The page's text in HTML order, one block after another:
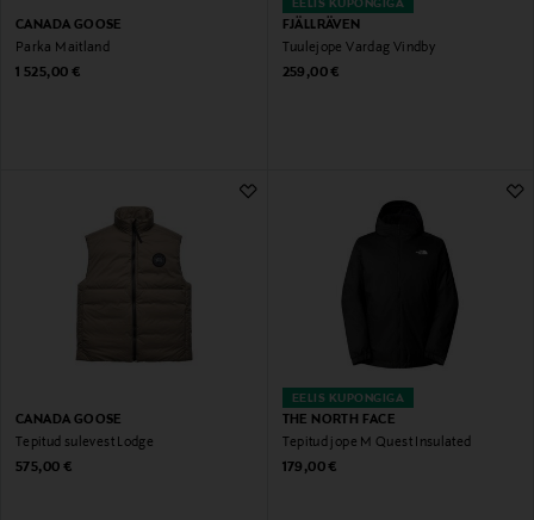
CANADA GOOSE
Parka Maitland
Original Price
1 525,00 €
EELIS KUPONGIGA
FJÄLLRÄVEN
Tuulejope Vardag Vindby
Original Price
259,00 €
CANADA GOOSE
Tepitud sulevest Lodge
Original Price
575,00 €
EELIS KUPONGIGA
THE NORTH FACE
Tepitud jope M Quest Insulated
Original Price
179,00 €